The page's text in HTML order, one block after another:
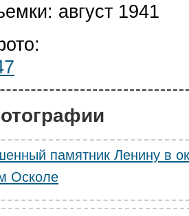
август 1941
памятник Ленину в
Осколе